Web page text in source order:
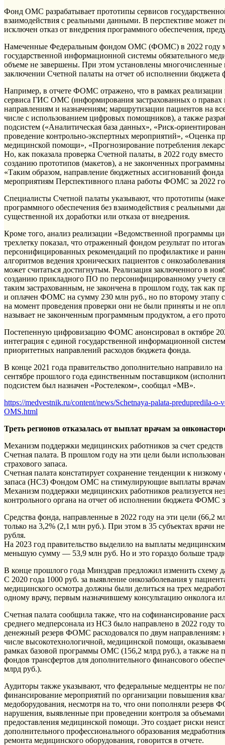
Фонд ОМС разрабатывает прототипы сервисов
взаимодействия с реальными данными. В перспективе может
исключен отказ от внедрения программного обеспечения,
Намеченные Федеральным фондом ОМС (ФОМС) в 2022 году
государственной информационной системы обязательного
объеме не завершены. При этом установлены многочисленные
заключении Счетной палаты на отчет об исполнении бюджета
Например, в отчете ФОМС отражено, что в рамках реализации
сервиса ГИС ОМС (информирования застрахованных о
направлениям и назначениям; маршрутизации пациентов на
числе с использованием цифровых помощников), а также
подсистем («Аналитическая база данных», «Риск-
проведение контрольно-экспертных мероприятий», «Оценка
медицинской помощи», «Прогнозирование потребления
Но, как показала проверка Счетной палаты, в 2022 году
созданию прототипов (макетов), а не законченных
«Таким образом, направление бюджетных ассигнований фонда
мероприятиям Перспективного плана работы ФОМС за 2022
Специалисты Счетной палаты указывают, что прототипы
программного обеспечения без взаимодействия с реальными
существенной их доработки или отказа от внедрения.
Кроме того, анализ реализации «Ведомственной
трехлетку показал, что отраженный фондом результат по
персонифицированных рекомендаций по профилактике и
алгоритмов ведения хронических пациентов с
может считаться достигнутым. Реализация заключенного в
созданию прикладного ПО по персонифицированному учету
таким застрахованным, не закончена в прошлом году, так как
и оплачен ФОМС на сумму 230 млн руб., но по второму этапу
на момент проведения проверки они не были приняты и не
называет не законченным программным продуктом, а его
Постепенную цифровизацию ФОМС анонсировал в октябре
интеграция с единой государственной информационной
приоритетных направлений расходов бюджета фонда.
В конце 2021 года правительство дополнительно
сентябре прошлого года единственным поставщиком
подсистем был назначен «Ростелеком», сообщал «МВ».
https://medvestnik.ru/content/news/Schetnaya-palata-predupredila-
OMS.html
Треть регионов отказалась от выплат врачам за
Механизм поддержки медицинских работников за счет
Счетная палата. В прошлом году на эти цели были
страхового запаса.
Счетная палата констатирует сохранение тенденции к
запаса (НСЗ) Фондом ОМС на стимулирующие выплаты врачам
Механизм поддержки медицинских работников реализуется
контрольного органа на отчет об исполнении бюджета ФОМС
Средства фонда, направленные в 2022 году на эти цели (66,2
только на 3,2% (2,1 млн руб.). При этом в 35 субъектах врачи
рубля.
На 2023 год правительство выделило на выплаты
меньшую сумму — 53,9 млн руб. Но и это гораздо больше
В конце прошлого года Минздрав предложил изменить
С 2020 года 1000 руб. за выявление онкозаболевания у
медицинского осмотра должны были делиться на трех
одному врачу, первым назначившему консультацию онколога
Счетная палата сообщила также, что на софинансирование
среднего медперсонала из НСЗ было направлено в 2022 году
денежный резерв ФОМС расходовался по двум направлениям:
числе высокотехнологичной, медицинской помощи,
рамках базовой программы ОМС (156,2 млрд руб.), а также на
фондов трансфертов для дополнительного финансового
млрд руб.).
Аудиторы также указывают, что федеральные медцентры не
финансирование мероприятий по организации повышения
медоборудования, несмотря на то, что они пополняли резерв
нарушения, выявленные при проведении контроля за
предоставления медицинской помощи. Это создает риски
дополнительного профессионального образования
ремонта медицинского оборудования, говорится в отчете.